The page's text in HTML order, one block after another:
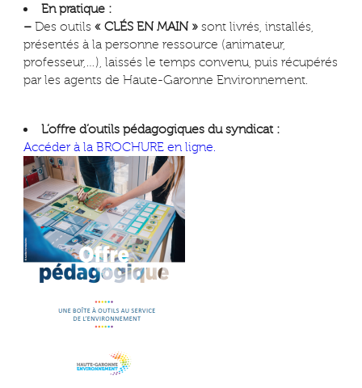
En pratique :
–Des outils « CLÉS EN MAIN » sont livrés, installés,
présentés à la personne ressource (animateur,
professeur,…), laissés le temps convenu, puis récupérés
par les agents de Haute-Garonne Environnement.
L’offre d’outils pédagogiques du syndicat :
Accéder à la BROCHURE en ligne.